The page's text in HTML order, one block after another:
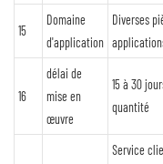
15
Domaine
d'application
Diverses
16
délai de
mise en
œuvre
15 à 30
quantité
Service